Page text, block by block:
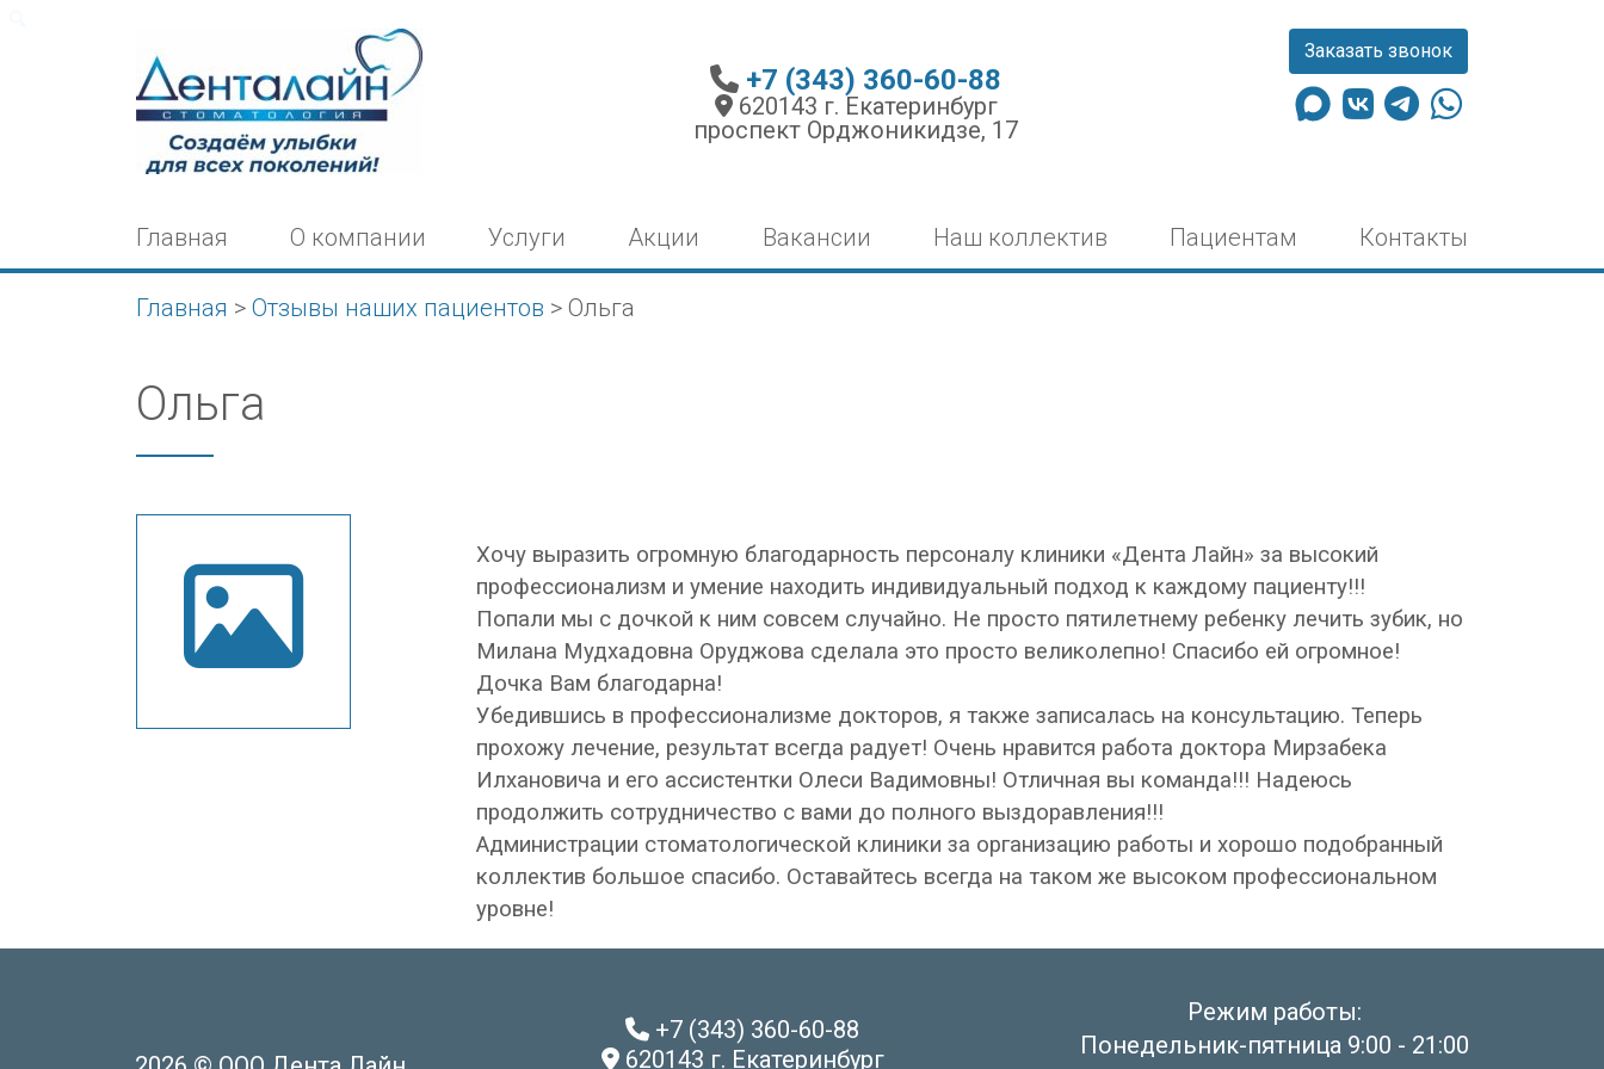
+7 (343) 360-60-88
620143 г. Екатеринбург
проспект Орджоникидзе, 17
Заказать звонок
Главная О компании Услуги Акции Вакансии Наш коллектив Пациентам Контакты
Главная > Отзывы наших пациентов > Ольга
Ольга
Хочу выразить огромную благодарность персоналу клиники «Дента Лайн» за высокий
профессионализм и умение находить индивидуальный подход к каждому пациенту!!!
Попали мы с дочкой к ним совсем случайно. Не просто пятилетнему ребенку лечить зубик, но
Милана Мудхадовна Оруджова сделала это просто великолепно! Спасибо ей огромное!
Дочка Вам благодарна!
Убедившись в профессионализме докторов, я также записалась на консультацию. Теперь
прохожу лечение, результат всегда радует! Очень нравится работа доктора Мирзабека
Илхановича и его ассистентки Олеси Вадимовны! Отличная вы команда!!! Надеюсь
продолжить сотрудничество с вами до полного выздоравления!!!
Администрации стоматологической клиники за организацию работы и хорошо подобранный
коллектив большое спасибо. Оставайтесь всегда на таком же высоком профессиональном
уровне!
+7 (343) 360-60-88
620143 г. Екатеринбург
Режим работы:
Понедельник-пятница 9:00 - 21:00